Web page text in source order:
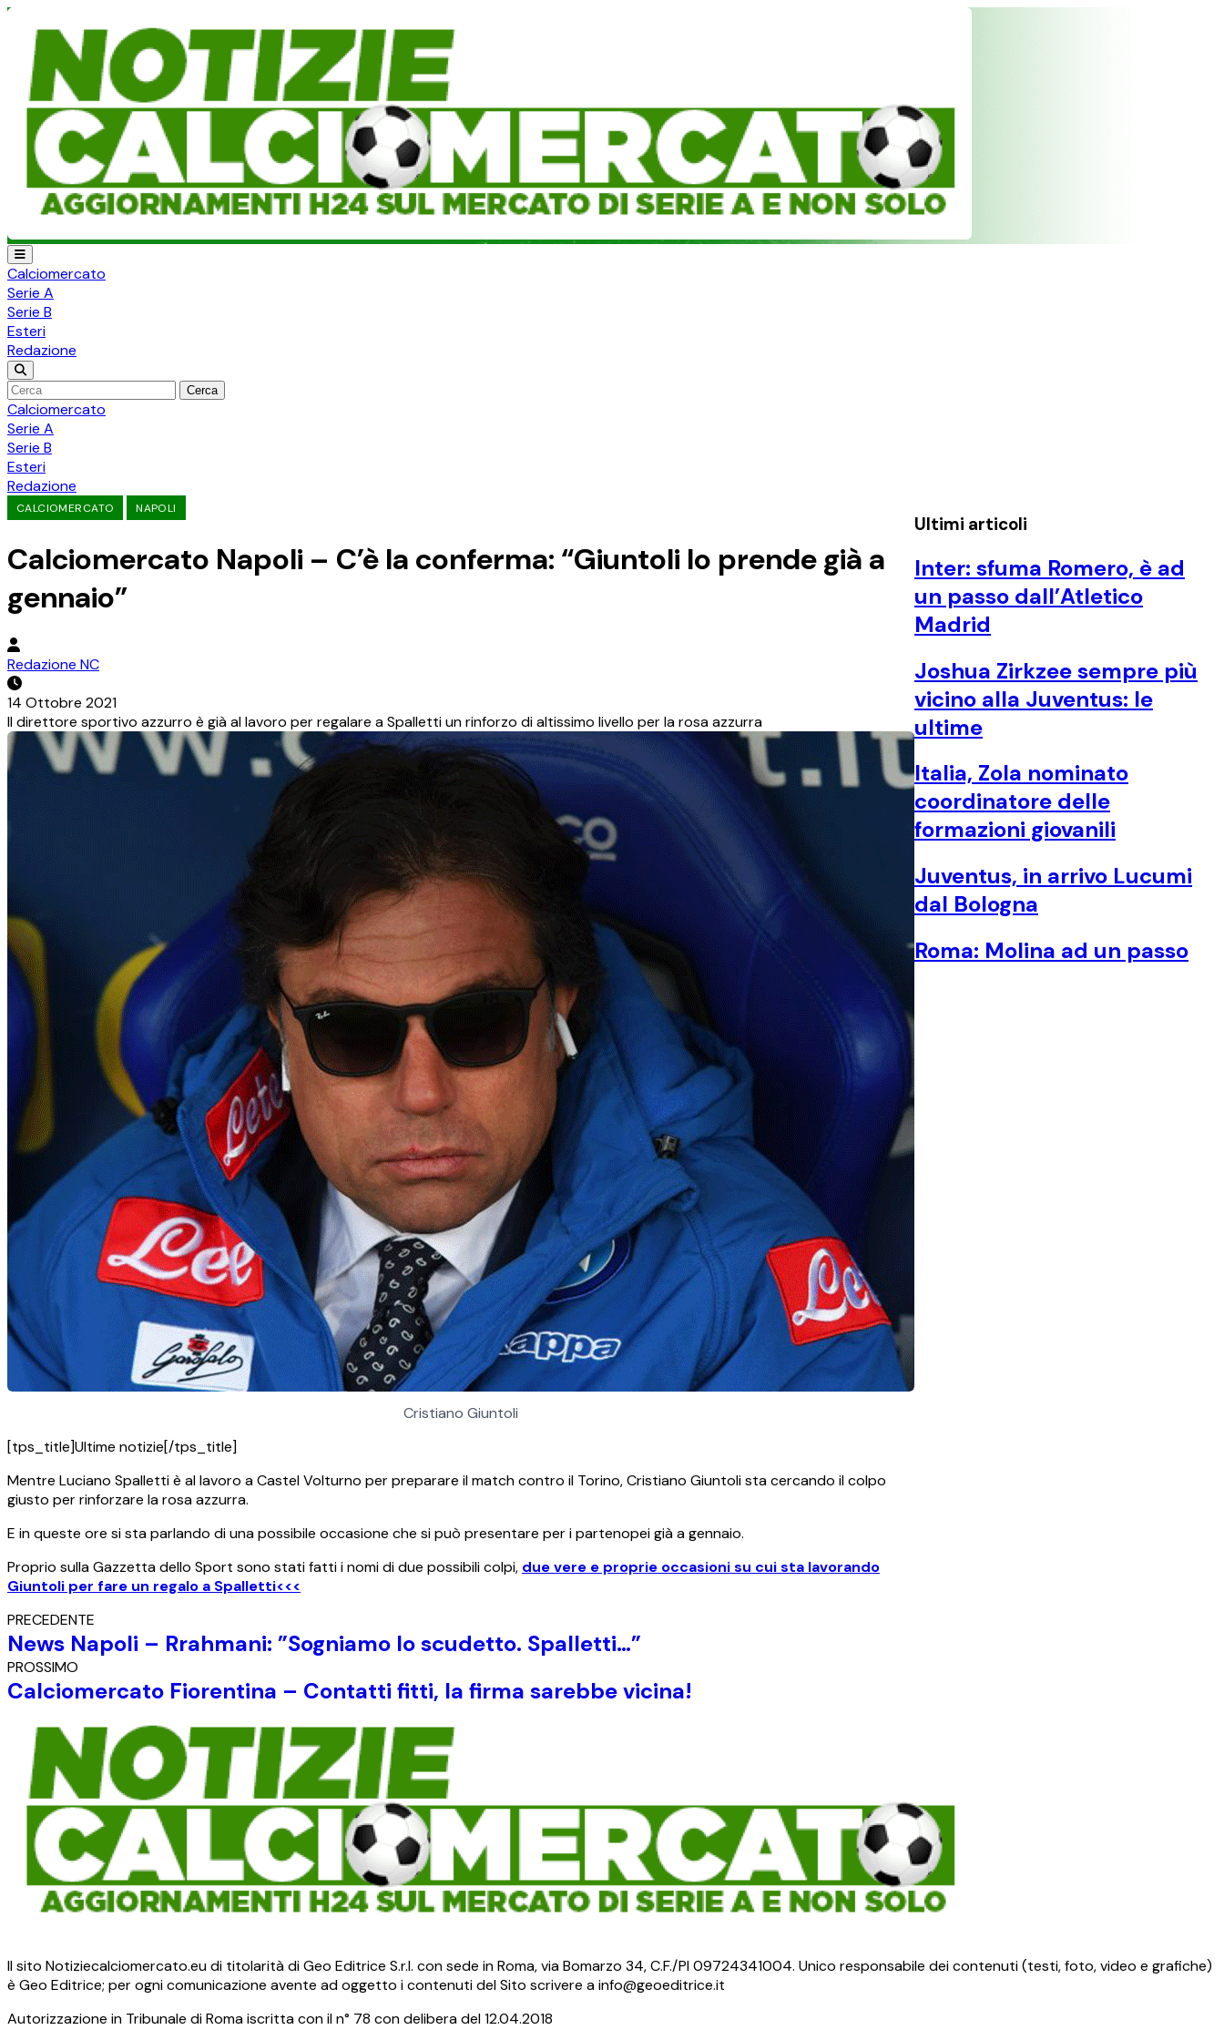
Calciomercato
Serie A
Serie B
Esteri
Redazione
Cerca
Calciomercato
Serie A
Serie B
Esteri
Redazione
CALCIOMERCATO NAPOLI
Calciomercato Napoli – C’è la conferma: “Giuntoli lo prende già a
gennaio”
Redazione NC
14 Ottobre 2021
Il direttore sportivo azzurro è già al lavoro per regalare a Spalletti un rinforzo di altissimo livello per la rosa azzurra
Cristiano Giuntoli
[tps_title]Ultime notizie[/tps_title]
Mentre Luciano Spalletti è al lavoro a Castel Volturno per preparare il match contro il Torino, Cristiano Giuntoli sta cercando il colpo
giusto per rinforzare la rosa azzurra.
E in queste ore si sta parlando di una possibile occasione che si può presentare per i partenopei già a gennaio.
Proprio sulla Gazzetta dello Sport sono stati fatti i nomi di due possibili colpi, due vere e proprie occasioni su cui sta lavorando
Giuntoli per fare un regalo a Spalletti<<<
PRECEDENTE
News Napoli – Rrahmani: ”Sogniamo lo scudetto. Spalletti…”
PROSSIMO
Calciomercato Fiorentina – Contatti fitti, la firma sarebbe vicina!
Ultimi articoli
Inter: sfuma Romero, è ad
un passo dall’Atletico
Madrid
Joshua Zirkzee sempre più
vicino alla Juventus: le
ultime
Italia, Zola nominato
coordinatore delle
formazioni giovanili
Juventus, in arrivo Lucumi
dal Bologna
Roma: Molina ad un passo
Il sito Notiziecalciomercato.eu di titolarità di Geo Editrice S.r.l. con sede in Roma, via Bomarzo 34, C.F./PI 09724341004. Unico responsabile dei contenuti (testi, foto, video e grafiche)
è Geo Editrice; per ogni comunicazione avente ad oggetto i contenuti del Sito scrivere a info@geoeditrice.it
Autorizzazione in Tribunale di Roma iscritta con il n° 78 con delibera del 12.04.2018